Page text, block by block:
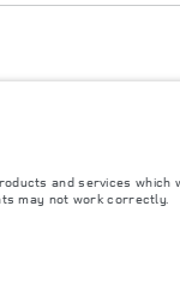
production. Les coûts
la disponibilité des
utile. Assurez-vous que le
and services which
may not work correctly.